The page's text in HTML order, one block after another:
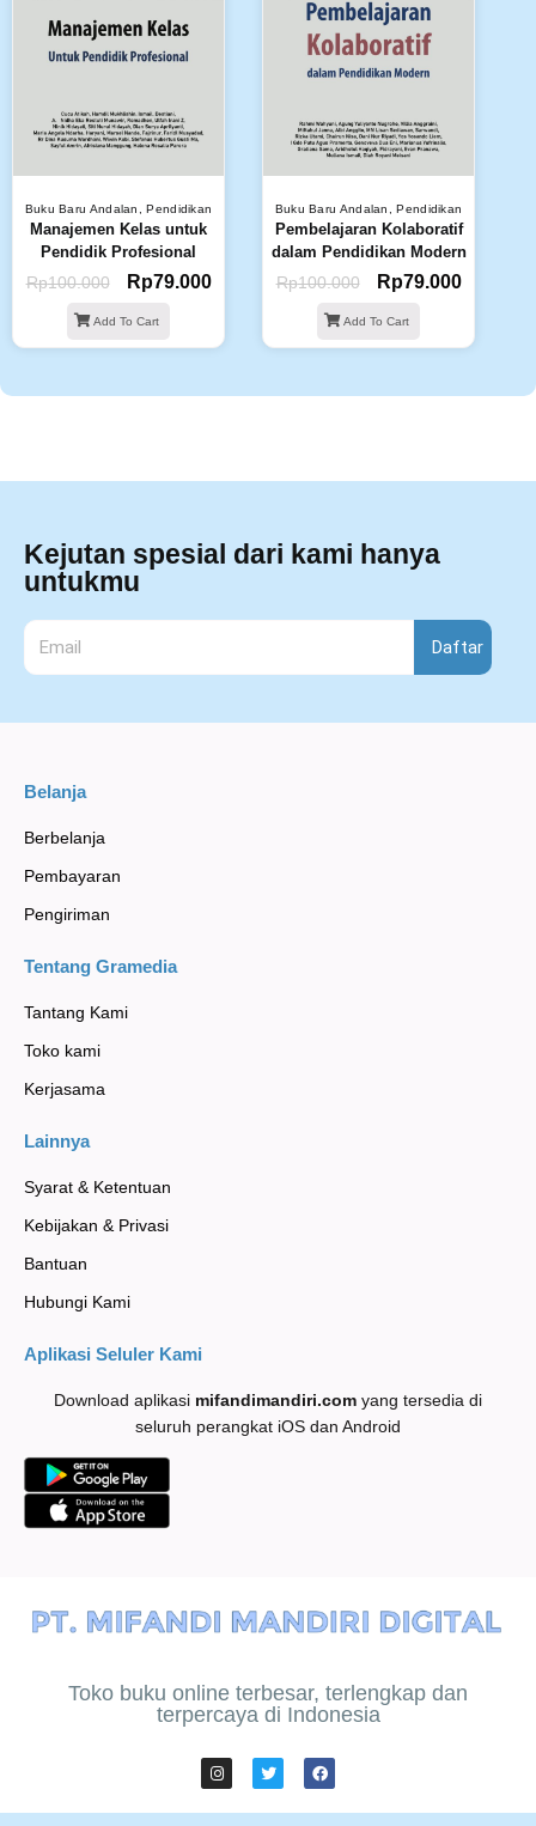
Buku Baru Andalan ,Pendidikan
Manajemen Kelas untuk
Pendidik Profesional
Rp100.000 Rp79.000
Add To Cart
Buku Baru Andalan ,Pendidikan
Pembelajaran Kolaboratif
dalam Pendidikan Modern
Rp100.000 Rp79.000
Add To Cart
Kejutan spesial dari kami hanya
untukmu
Daftar
Belanja
Berbelanja
Pembayaran
Pengiriman
Tentang Gramedia
Tantang Kami
Toko kami
Kerjasama
Lainnya
Syarat & Ketentuan
Kebijakan & Privasi
Bantuan
Hubungi Kami
Aplikasi Seluler Kami
Download aplikasi mifandimandiri.com yang tersedia di
seluruh perangkat iOS dan Android
Toko buku online terbesar, terlengkap dan
terpercaya di Indonesia